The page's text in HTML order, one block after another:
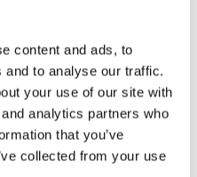
content and ads, to
to analyse our traffic.
your use of our site with
analytics partners who
that you’ve
collected from your use
og dine konkrete
tilbud på den